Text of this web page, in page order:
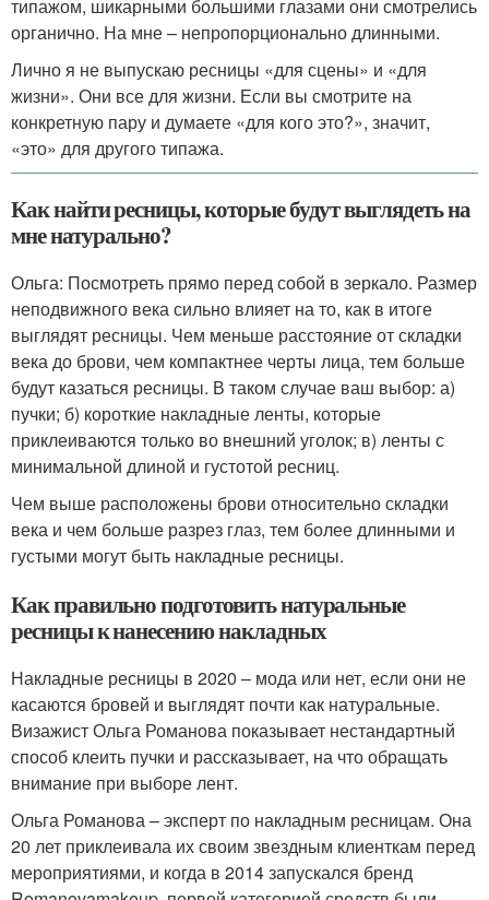
типажом, шикарными большими глазами они смотрелись
органично. На мне – непропорционально длинными.
Лично я не выпускаю ресницы «для сцены» и «для
жизни». Они все для жизни. Если вы смотрите на
конкретную пару и думаете «для кого это?», значит,
«это» для другого типажа.
Как найти ресницы, которые будут выглядеть на
мне натурально?
Ольга: Посмотреть прямо перед собой в зеркало. Размер
неподвижного века сильно влияет на то, как в итоге
выглядят ресницы. Чем меньше расстояние от складки
века до брови, чем компактнее черты лица, тем больше
будут казаться ресницы. В таком случае ваш выбор: а)
пучки; б) короткие накладные ленты, которые
приклеиваются только во внешний уголок; в) ленты с
минимальной длиной и густотой ресниц.
Чем выше расположены брови относительно складки
века и чем больше разрез глаз, тем более длинными и
густыми могут быть накладные ресницы.
Как правильно подготовить натуральные
ресницы к нанесению накладных
Накладные ресницы в 2020 – мода или нет, если они не
касаются бровей и выглядят почти как натуральные.
Визажист Ольга Романова показывает нестандартный
способ клеить пучки и рассказывает, на что обращать
внимание при выборе лент.
Ольга Романова – эксперт по накладным ресницам. Она
20 лет приклеивала их своим звездным клиенткам перед
мероприятиями, и когда в 2014 запускался бренд